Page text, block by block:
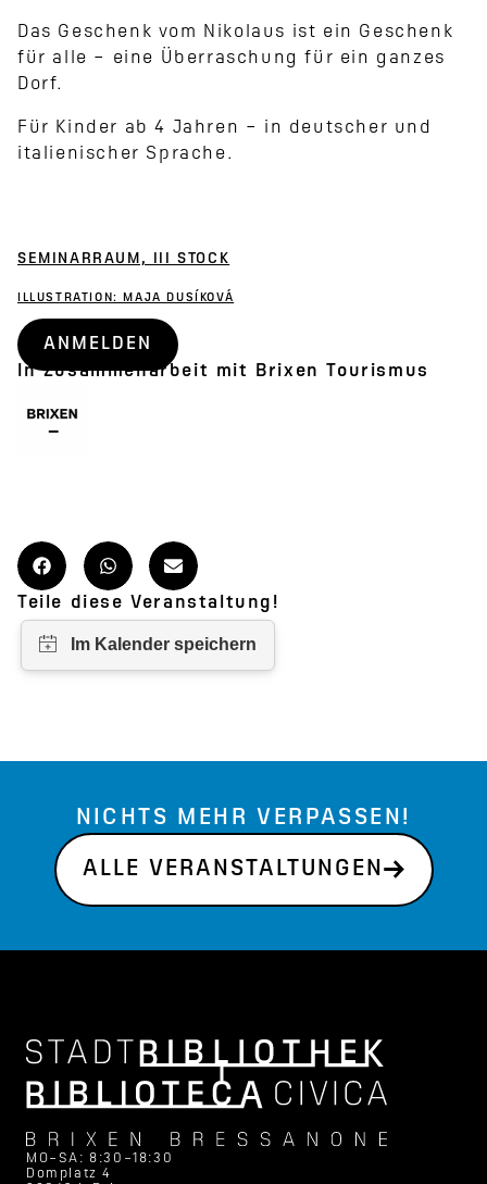
Das Geschenk vom Nikolaus ist ein Geschenk
für alle – eine Überraschung für ein ganzes
Dorf.
Für Kinder ab 4 Jahren – in deutscher und
italienischer Sprache.
SEMINARRAUM, III STOCK
ILLUSTRATION: MAJA DUSÍKOVÁ
ANMELDEN
In Zusammenarbeit mit Brixen Tourismus
Teile diese Veranstaltung!
NICHTS MEHR VERPASSEN!
ALLE VERANSTALTUNGEN
MO–SA: 8:30–18:30
Domplatz 4